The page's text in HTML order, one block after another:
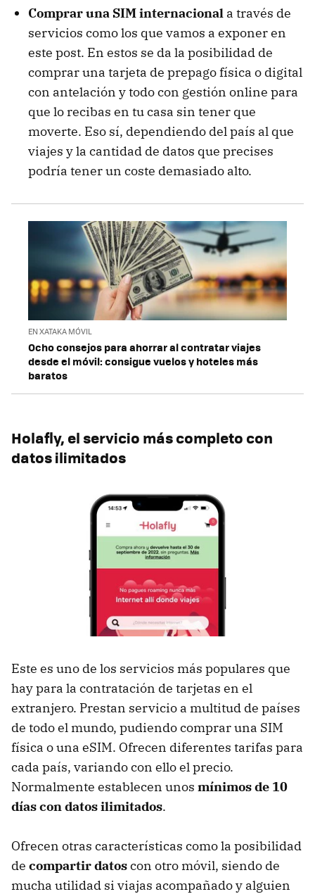
Comprar una SIM internacional a través de
servicios como los que vamos a exponer en
este post. En estos se da la posibilidad de
comprar una tarjeta de prepago física o digital
con antelación y todo con gestión online para
que lo recibas en tu casa sin tener que
moverte. Eso sí, dependiendo del país al que
viajes y la cantidad de datos que precises
podría tener un coste demasiado alto.
EN XATAKA MÓVIL
Ocho consejos para ahorrar al contratar viajes
desde el móvil: consigue vuelos y hoteles más
baratos
Holafly, el servicio más completo con
datos ilimitados
Este es uno de los servicios más populares que
hay para la contratación de tarjetas en el
extranjero. Prestan servicio a multitud de países
de todo el mundo, pudiendo comprar una SIM
física o una eSIM. Ofrecen diferentes tarifas para
cada país, variando con ello el precio.
Normalmente establecen unos mínimos de 10
días con datos ilimitados.
Ofrecen otras características como la posibilidad
de compartir datoscon otro móvil, siendo de
mucha utilidad si viajas acompañado y alguien